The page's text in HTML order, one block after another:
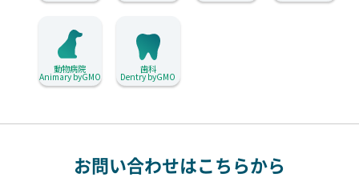
動物病院
Animary byGMO
歯科
Dentry byGMO
お問い合わせはこちらから